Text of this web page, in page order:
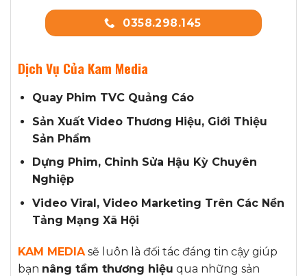
0358.298.145
Dịch Vụ Của Kam Media
Quay Phim TVC Quảng Cáo
Sản Xuất Video Thương Hiệu, Giới Thiệu
Sản Phẩm
Dựng Phim, Chỉnh Sửa Hậu Kỳ Chuyên
Nghiệp
Video Viral, Video Marketing Trên Các Nền
Tảng Mạng Xã Hội
KAM MEDIAsẽ luôn là đối tác đáng tin cậy giúp
bạn nâng tầm thương hiệu qua những sản